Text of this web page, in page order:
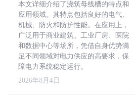
本文详细介绍了浇筑母线槽的特点和
应用领域。其特点包括良好的电气、
机械、防火和防护性能。在应用上，
广泛用于商业建筑、工业厂房、医院
和数据中心等场所，凭借自身优势满
足不同领域对电力供应的高要求，保
障电力系统稳定运行。
2026年8月4日